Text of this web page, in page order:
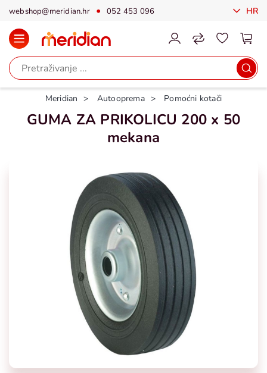
webshop@meridian.hr 052 453 096 HR
Meridian Autooprema Pomoćni kotači
GUMA ZA PRIKOLICU 200 x 50
mekana